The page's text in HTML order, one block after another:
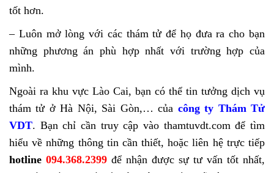
tốt hơn.
– Luôn mở lòng với các thám tử để họ đưa ra cho bạn
những phương án phù hợp nhất với trường hợp của
mình.
Ngoài ra khu vực Lào Cai, bạn có thể tin tưởng dịch vụ
thám tử ở Hà Nội, Sài Gòn,… của công ty Thám Tử
VDT. Bạn chỉ cần truy cập vào thamtuvdt.com để tìm
hiểu về những thông tin cần thiết, hoặc liên hệ trực tiếp
hotline 094.368.2399 để nhận được sự tư vấn tốt nhất,